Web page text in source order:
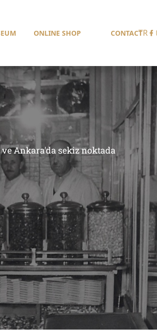
ONLINE SHOP CONTACTTR
Ankara'da sekiz noktada